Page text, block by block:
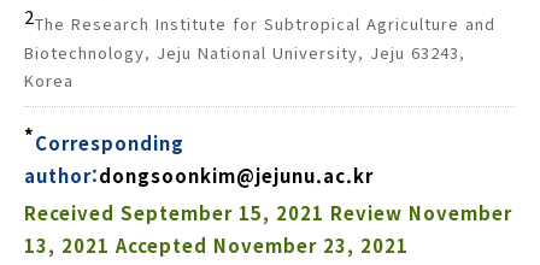
2The Research Institute for Subtropical Agriculture and
Biotechnology, Jeju National University, Jeju 63243,
Korea
*Corresponding
author:dongsoonkim@jejunu.ac.kr
Received September 15, 2021 Review November
13, 2021 Accepted November 23, 2021